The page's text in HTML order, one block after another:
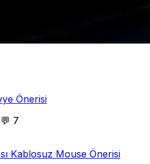
Önerisi
💬 7
Kablosuz Mouse Önerisi